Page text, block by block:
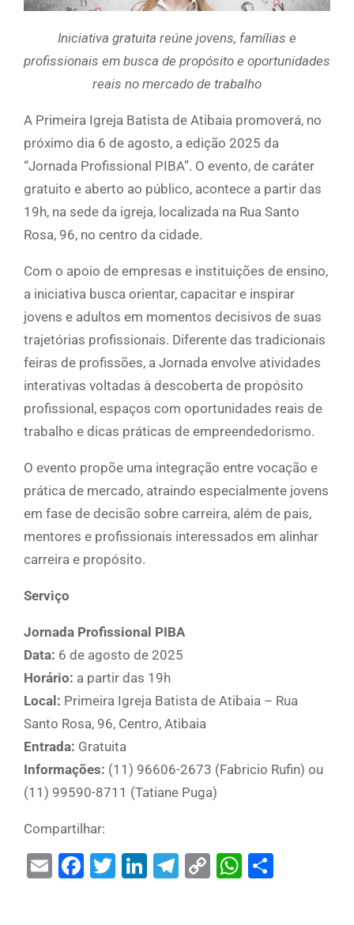
Iniciativa gratuita reúne jovens, famílias e
profissionais em busca de propósito e oportunidades
reais no mercado de trabalho
A Primeira Igreja Batista de Atibaia promoverá, no
próximo dia 6 de agosto, a edição 2025 da
“Jornada Profissional PIBA”. O evento, de caráter
gratuito e aberto ao público, acontece a partir das
19h, na sede da igreja, localizada na Rua Santo
Rosa, 96, no centro da cidade.
Com o apoio de empresas e instituições de ensino,
a iniciativa busca orientar, capacitar e inspirar
jovens e adultos em momentos decisivos de suas
trajetórias profissionais. Diferente das tradicionais
feiras de profissões, a Jornada envolve atividades
interativas voltadas à descoberta de propósito
profissional, espaços com oportunidades reais de
trabalho e dicas práticas de empreendedorismo.
O evento propõe uma integração entre vocação e
prática de mercado, atraindo especialmente jovens
em fase de decisão sobre carreira, além de pais,
mentores e profissionais interessados em alinhar
carreira e propósito.
Serviço
Jornada Profissional PIBA
Data: 6 de agosto de 2025
Horário: a partir das 19h
Local: Primeira Igreja Batista de Atibaia – Rua
Santo Rosa, 96, Centro, Atibaia
Entrada: Gratuita
Informações: (11) 96606-2673 (Fabricio Rufin) ou
(11) 99590-8711 (Tatiane Puga)
Compartilhar:
EmailFacebook
Twitter
LinkedIn
Telegram
Copy